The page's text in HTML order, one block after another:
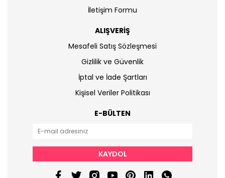
İletişim Formu
ALIŞVERİŞ
Mesafeli Satış Sözleşmesi
Gizlilik ve Güvenlik
İptal ve İade Şartları
Kişisel Veriler Politikası
E-BÜLTEN
KAYDOL